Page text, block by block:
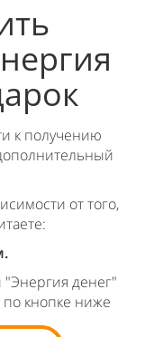
к получению
от того,
денег"
по кнопке ниже